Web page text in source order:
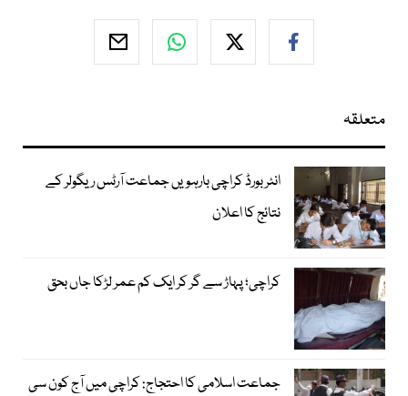
متعلقہ
انٹر بورڈ کراچی بارہویں جماعت آرٹس ریگولر کے
نتائج کا اعلان
کراچی؛ پہاڑ سے گر کر ایک کم عمر لڑکا جاں بحق
جماعت اسلامی کا احتجاج: کراچی میں آج کون سی